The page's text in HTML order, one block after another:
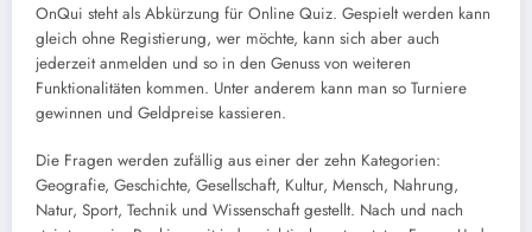
OnQui steht als Abkürzung für Online Quiz. Gespielt werden kann
gleich ohne Registierung, wer möchte, kann sich aber auch
jederzeit anmelden und so in den Genuss von weiteren
Funktionalitäten kommen. Unter anderem kann man so Turniere
gewinnen und Geldpreise kassieren.
Die Fragen werden zufällig aus einer der zehn Kategorien:
Geografie, Geschichte, Gesellschaft, Kultur, Mensch, Nahrung,
Natur, Sport, Technik und Wissenschaft gestellt. Nach und nach